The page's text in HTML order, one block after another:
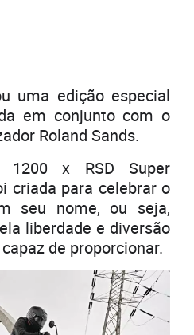
uma edição especial
em conjunto com o
Roland Sands.
1200 x RSD Super
criada para celebrar o
seu nome, ou seja,
liberdade e diversão
de proporcionar.